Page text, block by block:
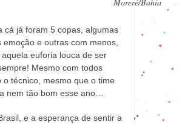
cá já foram 5 copas, algumas
emoção e outras com menos,
aquela euforia louca de ser
Mesmo com todos
o técnico, mesmo que o time
nem tão bom esse ano…
e a esperança de sentir a